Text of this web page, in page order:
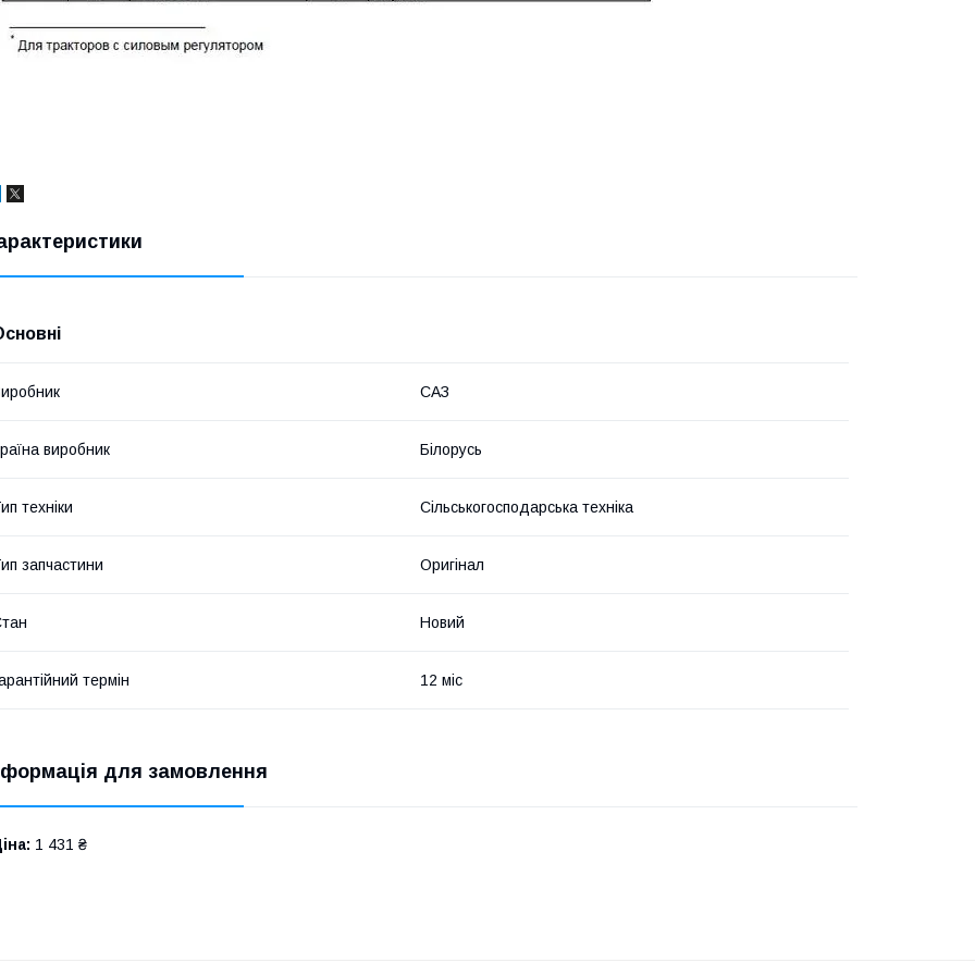
САЗ
виробник Білорусь
техніки Сільськогосподарська техніка
запчастини Оригінал
Новий
термін 12 міс
для замовлення
1 431 ₴